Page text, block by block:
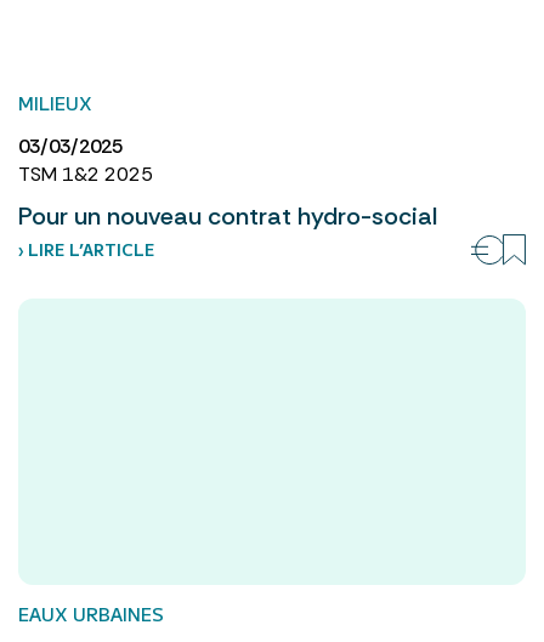
MILIEUX
03/03/2025
TSM 1&2 2025
Pour un nouveau contrat hydro-social
› LIRE L’ARTICLE
EAUX URBAINES